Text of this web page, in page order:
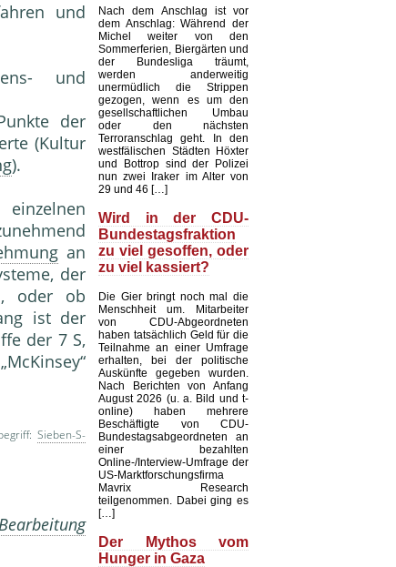
und
und
der
(Kultur
).
an
der
oder ob
ist der
der 7 S,
Sieben-S-
Nach dem Anschlag ist vor
dem Anschlag: Während der
Michel weiter von den
Sommerferien, Biergärten und
der Bundesliga träumt,
werden anderweitig
unermüdlich die Strippen
gezogen, wenn es um den
gesellschaftlichen Umbau
oder den nächsten
Terroranschlag geht. In den
westfälischen Städten Höxter
und Bottrop sind der Polizei
nun zwei Iraker im Alter von
29 und 46 […]
Wird in der CDU-
Bundestagsfraktion
zu viel gesoffen, oder
zu viel kassiert?
Die Gier bringt noch mal die
Menschheit um. Mitarbeiter
von CDU-Abgeordneten
haben tatsächlich Geld für die
Teilnahme an einer Umfrage
erhalten, bei der politische
Auskünfte gegeben wurden.
Nach Berichten von Anfang
August 2026 (u. a. Bild und t-
online) haben mehrere
Beschäftigte von CDU-
Bundestagsabgeordneten an
einer bezahlten
Online-/Interview-Umfrage der
US-Marktforschungsfirma
Mavrix Research
teilgenommen. Dabei ging es
[…]
Der Mythos vom
Hunger in Gaza